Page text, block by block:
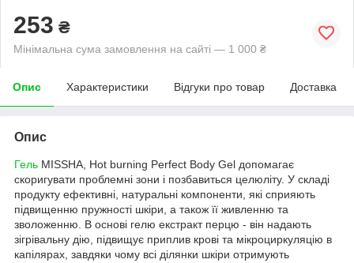
253 ₴
Мінімальна сума замовлення на сайті — 1 000 ₴
Опис Характеристики Відгуки про товар Доставка
Опис
Гель MISSHA, Hot burning Perfect Body Gel допомагає
скоригувати проблемні зони і позбавиться целюліту. У складі
продукту ефективні, натуральні компоненти, які сприяють
підвищенню пружності шкіри, а також її живленню та
зволоженню. В основі гелю екстракт перцю - він надають
зігрівальну дію, підвищує приплив крові та мікроциркуляцію в
капілярах, завдяки чому всі ділянки шкіри отримують